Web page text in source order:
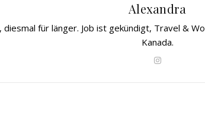
Alexandra
diesmal für länger. Job ist gekündigt, Travel &
Kanada.